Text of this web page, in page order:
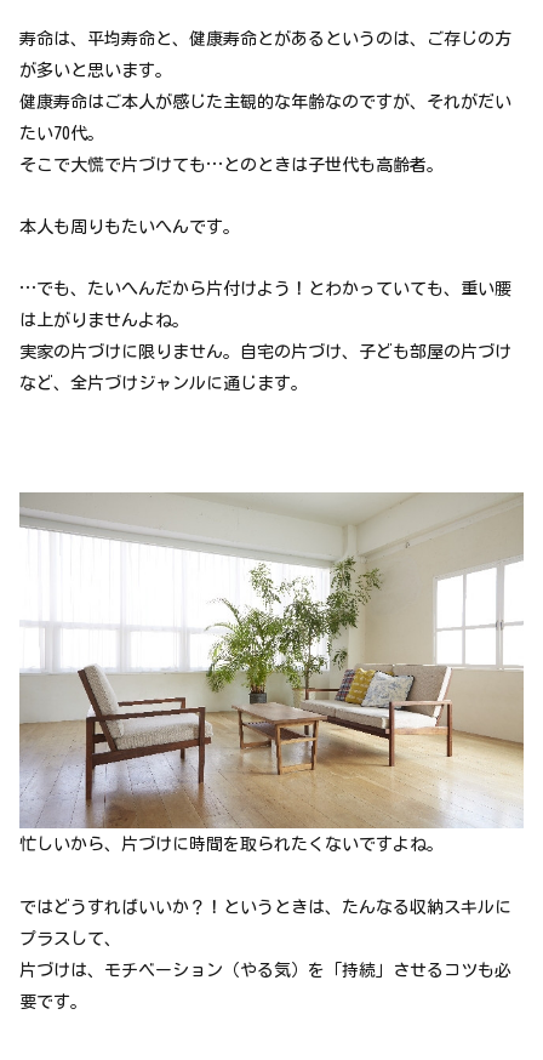
寿命は、平均寿命と、健康寿命とがあるというのは、ご存じの方
が多いと思います。
健康寿命はご本人が感じた主観的な年齢なのですが、それがだい
たい70代。
そこで大慌で片づけても…とのときは子世代も高齢者。
本人も周りもたいへんです。
…でも、たいへんだから片付けよう！とわかっていても、重い腰
は上がりませんよね。
実家の片づけに限りません。自宅の片づけ、子ども部屋の片づけ
など、全片づけジャンルに通じます。
忙しいから、片づけに時間を取られたくないですよね。
ではどうすればいいか？！というときは、たんなる収納スキルに
プラスして、
片づけは、モチベーション（やる気）を「持続」させるコツも必
要です。